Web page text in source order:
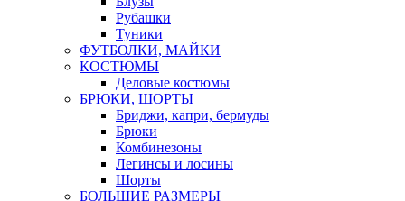
Рубашки
Туники
ФУТБОЛКИ, МАЙКИ
КОСТЮМЫ
Деловые костюмы
БРЮКИ, ШОРТЫ
Бриджи, капри, бермуды
Брюки
Комбинезоны
Легинсы и лосины
Шорты
БОЛЬШИЕ РАЗМЕРЫ